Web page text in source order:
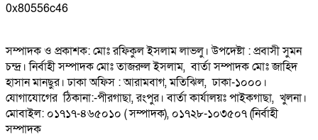
0x80556c46
সম্পাদক ও প্রকাশক: মোঃ রফিকুল ইসলাম লাভলু। উপদেষ্টা : প্রবাসী সুমন
চন্দ্র। নির্বাহী সম্পাদক মোঃ তাজরুল‌‌ ইসলাম, বার্তা সম্পাদক মোঃ জাহিদ
হাসান মানছুর। ঢাকা অফিস : আরামবাগ, মতিঝিল, ঢাকা-১০০০।
যোগাযোগের ঠিকানা:-পীরগাছা‌, রংপুর। বার্তা কার্যালয়ঃ পাইকগাছা, খুলনা।
মোবাইল: ০১৭১৭-৪৬৫০১০ ( সম্পাদক), ০১৭২৮-১০৩৫০৭ (নির্বাহী
সম্পাদক